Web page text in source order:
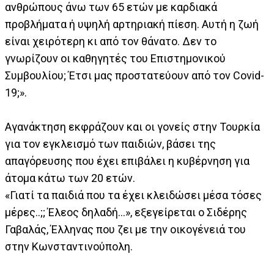
ανθρώπους άνω των 65 ετών με καρδιακά
προβλήματα ή υψηλή αρτηριακή πίεση. Αυτή η ζωή
είναι χειρότερη κι από τον θάνατο. Δεν το
γνωρίζουν οι καθηγητές του Επιστημονικού
Συμβουλίου; Έτσι μας προστατεύουν από τον Covid-
19;».
Αγανάκτηση εκφράζουν και οι γονείς στην Τουρκία
για τον εγκλεισμό των παιδιών, βάσει της
απαγόρευσης που έχει επιβάλει η κυβέρνηση για
άτομα κάτω των 20 ετών.
«Γιατί τα παιδιά που τα έχει κλειδώσει μέσα τόσες
μέρες..;; Έλεος δηλαδή…», εξεγείρεται ο Σιδέρης
Γαβαλάς, Έλληνας που ζει με την οικογένειά του
στην Κωνσταντινούπολη.